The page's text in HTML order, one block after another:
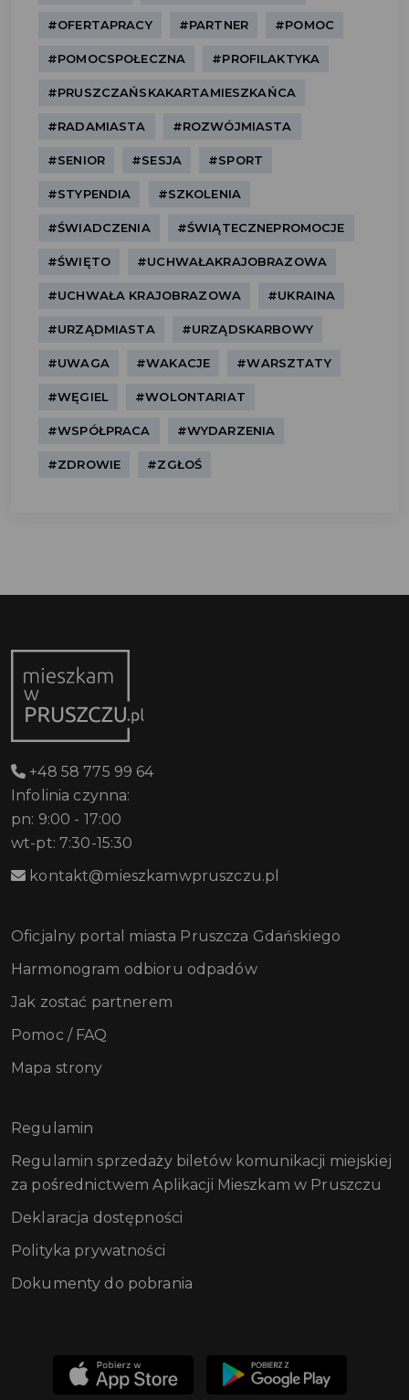
#OFERTAPRACY #PARTNER #POMOC
#POMOCSPOŁECZNA #PROFILAKTYKA
#PRUSZCZAŃSKAKARTAMIESZKAŃCA
#RADAMIASTA #ROZWÓJMIASTA
#SENIOR #SESJA #SPORT
#STYPENDIA #SZKOLENIA
#ŚWIADCZENIA #ŚWIĄTECZNEPROMOCJE
#ŚWIĘTO #UCHWAŁAKRAJOBRAZOWA
#UCHWAŁA KRAJOBRAZOWA #UKRAINA
#URZĄDMIASTA #URZĄDSKARBOWY
#UWAGA #WAKACJE #WARSZTATY
#WĘGIEL #WOLONTARIAT
#WSPÓŁPRACA #WYDARZENIA
#ZDROWIE #ZGŁOŚ
+48 58 775 99 64
Infolinia czynna:
pn: 9:00 - 17:00
wt-pt: 7:30-15:30
kontakt@mieszkamwpruszczu.pl
Oficjalny portal miasta Pruszcza Gdańskiego
Harmonogram odbioru odpadów
Jak zostać partnerem
Pomoc / FAQ
Mapa strony
Regulamin
Regulamin sprzedaży biletów komunikacji miejskiej
za pośrednictwem Aplikacji Mieszkam w Pruszczu
Deklaracja dostępności
Polityka prywatności
Dokumenty do pobrania